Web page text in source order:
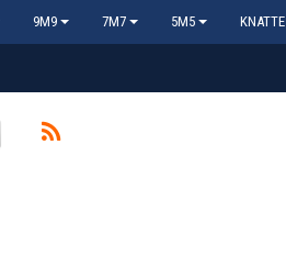
9M9 7M7 5M5 KNATTE